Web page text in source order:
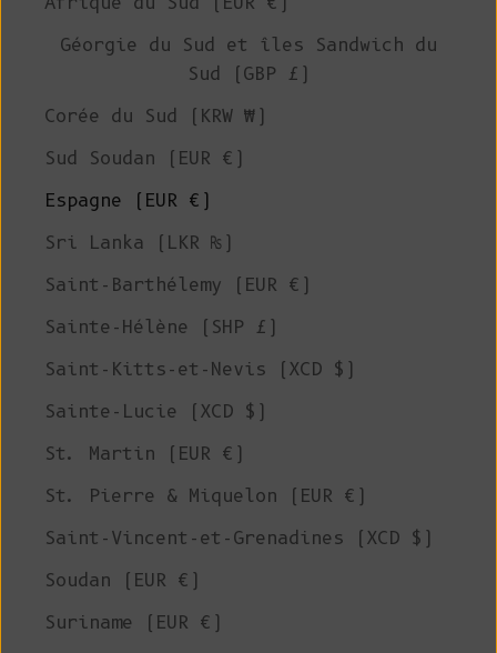
Géorgie du Sud et îles Sandwich du
Sud (GBP £)
Corée du Sud (KRW ₩)
Sud Soudan (EUR €)
Espagne (EUR €)
Sri Lanka (LKR ₨)
Saint-Barthélemy (EUR €)
Sainte-Hélène (SHP £)
Saint-Kitts-et-Nevis (XCD $)
Sainte-Lucie (XCD $)
St. Martin (EUR €)
St. Pierre & Miquelon (EUR €)
Saint-Vincent-et-Grenadines (XCD $)
Soudan (EUR €)
Suriname (EUR €)